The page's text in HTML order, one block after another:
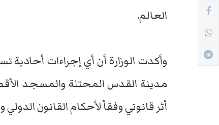
العالم.
وأكدت الوزارة أن أي إجراءات أحادية
مدينة القدس المحتلة والمسجد
أثر قانوني وفقاً لأحكام القانون